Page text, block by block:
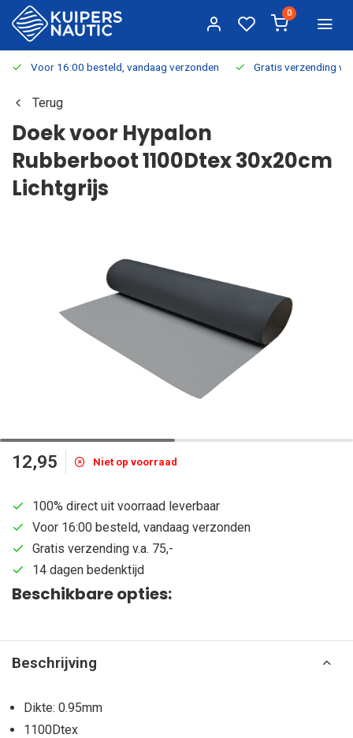
0
Voor 16:00 besteld, vandaag verzonden Gratis verzending
Terug
Doek voor Hypalon
Rubberboot 1100Dtex 30x20cm
Lichtgrijs
12,95 Niet op voorraad
100% direct uit voorraad leverbaar
Voor 16:00 besteld, vandaag verzonden
Gratis verzending v.a. 75,-
14 dagen bedenktijd
Beschikbare opties:
Beschrijving
Dikte: 0.95mm
1100Dtex